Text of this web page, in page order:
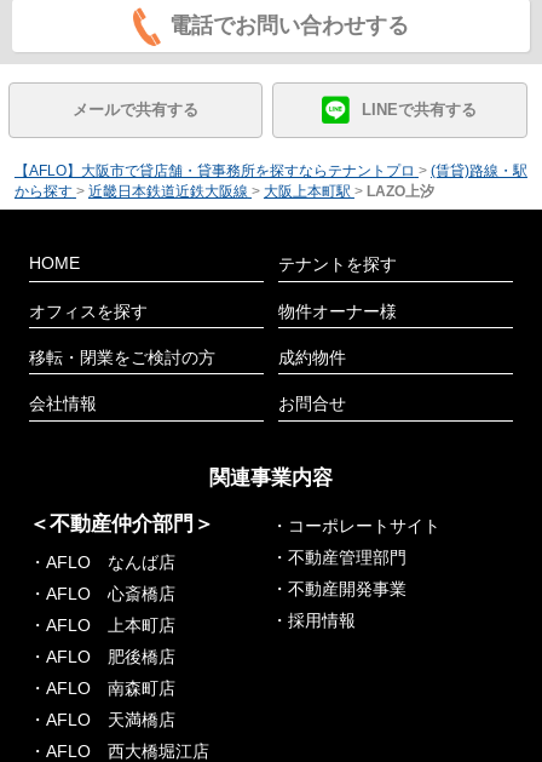
電話でお問い合わせする
メールで共有する LINEで共有する
【AFLO】大阪市で貸店舗・貸事務所を探すならテナントプロ > (賃貸)路線・駅
から探す > 近畿日本鉄道近鉄大阪線 > 大阪上本町駅 > LAZO上汐
HOME
オフィスを探す
移転・閉業をご検討の方
会社情報
テナントを探す
物件オーナー様
成約物件
お問合せ
関連事業内容
＜不動産仲介部門＞
・AFLO なんば店
・AFLO 心斎橋店
・AFLO 上本町店
・AFLO 肥後橋店
・AFLO 南森町店
・AFLO 天満橋店
・AFLO 西大橋堀江店
・コーポレートサイト
・不動産管理部門
・不動産開発事業
・採用情報